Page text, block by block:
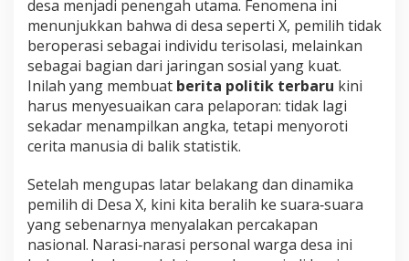
desa menjadi penengah utama. Fenomena ini
menunjukkan bahwa di desa seperti X, pemilih tidak
beroperasi sebagai individu terisolasi, melainkan
sebagai bagian dari jaringan sosial yang kuat.
Inilah yang membuat berita politik terbaru kini
harus menyesuaikan cara pelaporan: tidak lagi
sekadar menampilkan angka, tetapi menyoroti
cerita manusia di balik statistik.
Setelah mengupas latar belakang dan dinamika
pemilih di Desa X, kini kita beralih ke suara‑suara
yang sebenarnya menyalakan percakapan
nasional. Narasi‑narasi personal warga desa ini